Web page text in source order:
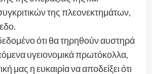
της πλεονεκτημάτων,
ότι θα τηρηθούν αυστηρά
υγειονομικά πρωτόκολλα,
μας η ευκαιρία να αποδείξει ότι